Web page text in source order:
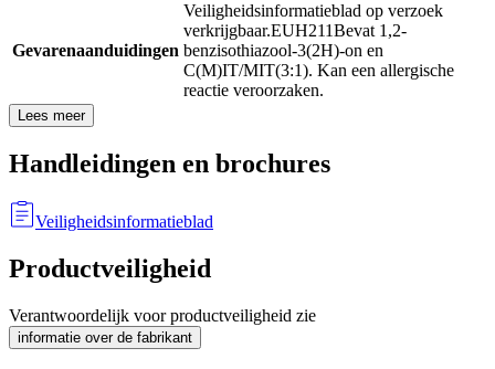
Gevarenaanduidingen
Veiligheidsinformatieblad op verzoek
verkrijgbaar.EUH211Bevat 1,2-
benzisothiazool-3(2H)-on en
C(M)IT/MIT(3:1). Kan een allergische
reactie veroorzaken.
Lees meer
Handleidingen en brochures
Veiligheidsinformatieblad
Productveiligheid
Verantwoordelijk voor productveiligheid zie
informatie over de fabrikant